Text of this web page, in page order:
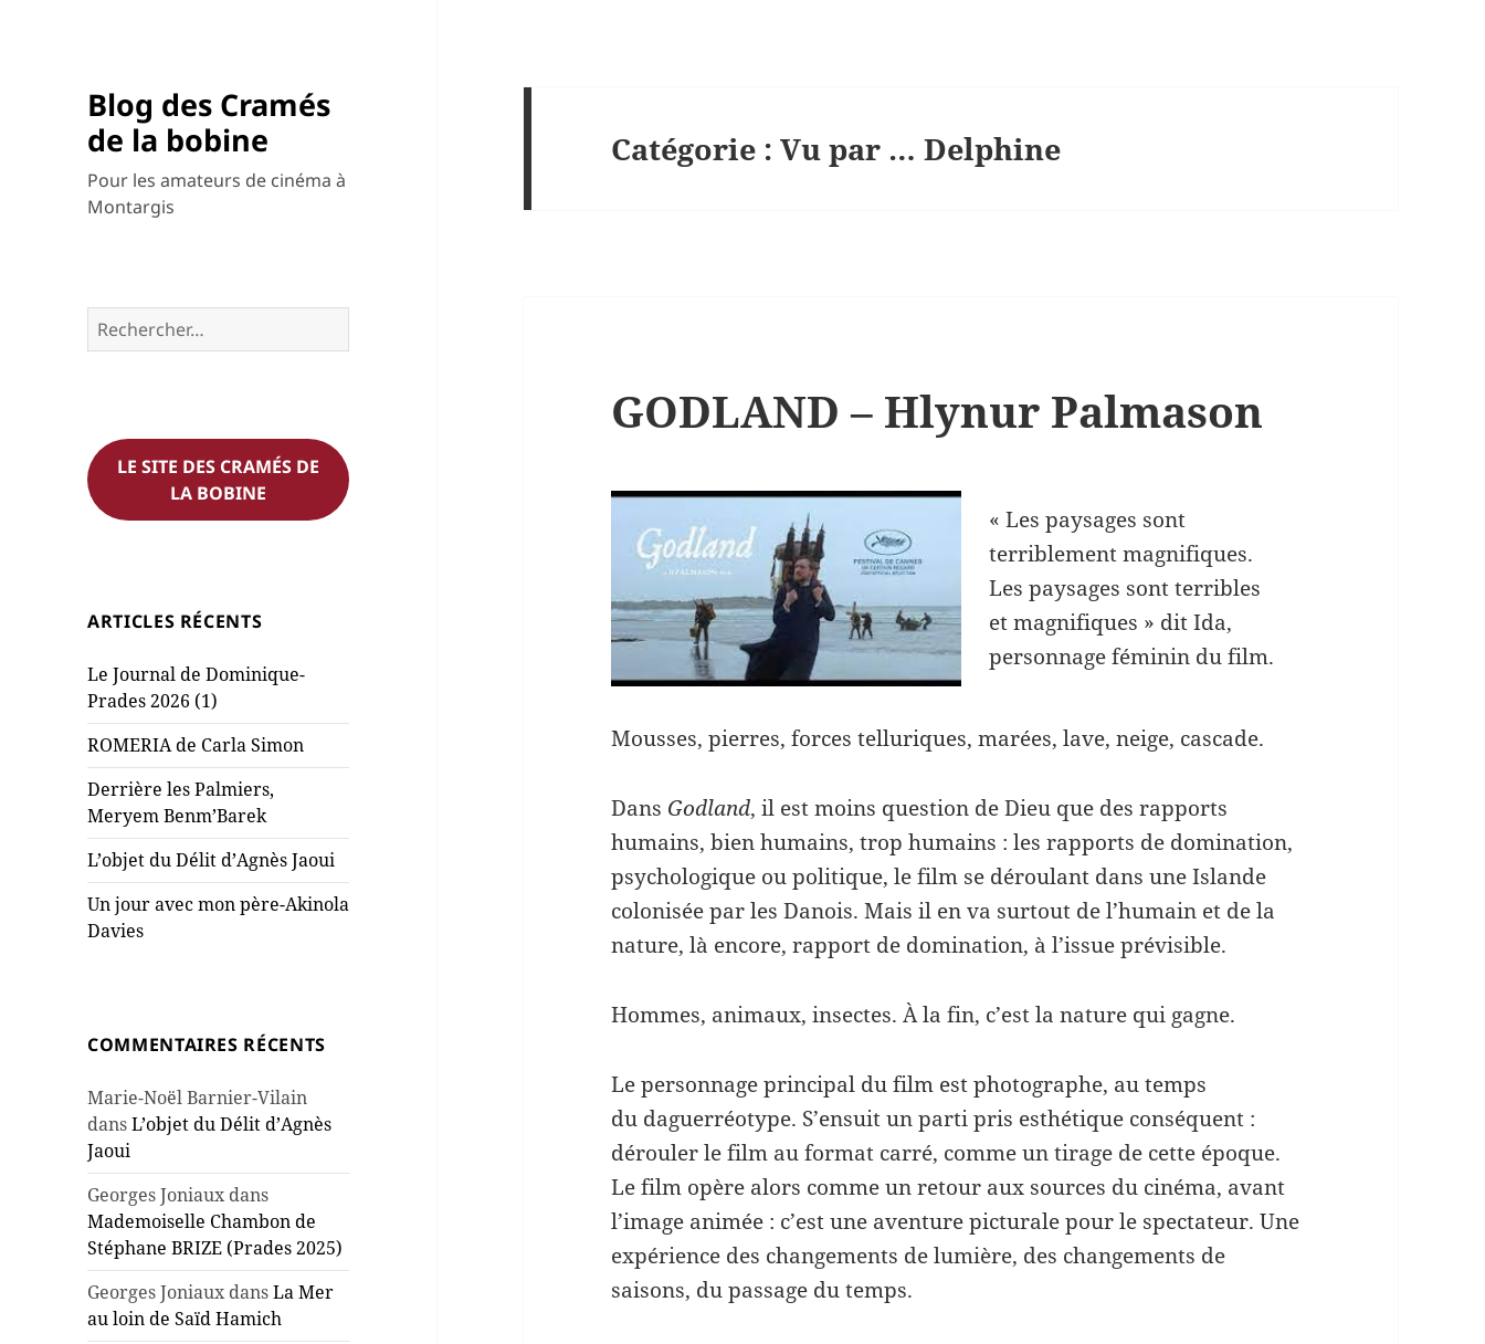
Blog des Cramés
de la bobine
Pour les amateurs de cinéma à
Montargis
Rechercher :
LE SITE DES CRAMÉS DE
LA BOBINE
ARTICLES RÉCENTS
Le Journal de Dominique-
Prades 2026 (1)
ROMERIA de Carla Simon
Derrière les Palmiers,
Meryem Benm’Barek
L’objet du Délit d’Agnès Jaoui
Un jour avec mon père-Akinola
Davies
COMMENTAIRES RÉCENTS
Marie-Noël Barnier-Vilain
dansL’objet du Délit d’Agnès
Jaoui
Georges Joniaux dans
Mademoiselle Chambon de
Stéphane BRIZE (Prades 2025)
Georges Joniaux dansLa Mer
au loin de Saïd Hamich
Catégorie :Vu par … Delphine
GODLAND – Hlynur Palmason
« Les paysages sont
terriblement magnifiques.
Les paysages sont terribles
et magnifiques » dit Ida,
personnage féminin du film.
Mousses, pierres, forces telluriques, marées, lave, neige, cascade.
Dans Godland, il est moins question de Dieu que des rapports
humains, bien humains, trop humains : les rapports de domination,
psychologique ou politique, le film se déroulant dans une Islande
colonisée par les Danois. Mais il en va surtout de l’humain et de la
nature, là encore, rapport de domination, à l’issue prévisible.
Hommes, animaux, insectes. À la fin, c’est la nature qui gagne.
Le personnage principal du film est photographe, au temps
du daguerréotype. S’ensuit un parti pris esthétique conséquent :
dérouler le film au format carré, comme un tirage de cette époque.
Le film opère alors comme un retour aux sources du cinéma, avant
l’image animée : c’est une aventure picturale pour le spectateur. Une
expérience des changements de lumière, des changements de
saisons, du passage du temps.